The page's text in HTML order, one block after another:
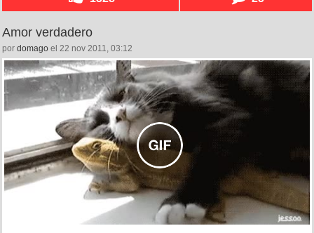
Amor verdadero
por domago el 22 nov 2011, 03:12